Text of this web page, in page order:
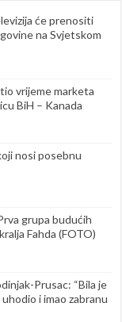
će prenositi
na Svjetskom
vrijeme marketa
BiH – Kanada
nosi posebnu
grupa budućih
Fahda (FOTO)
Prusac: “Bila je
i imao zabranu